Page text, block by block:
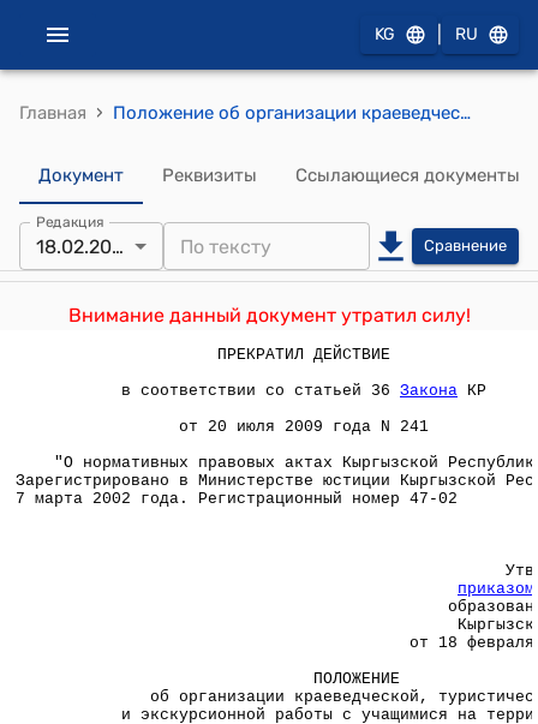
KG RU
Главная › Положение об организации краеведческой, туристической и экскурсионной работы с учащимися на территории Кыргызской Республики (утверждено приказом Минобразкультуры КР от 18 февраля 2002 года N 71/1)
Документ Реквизиты Ссылающиеся документы
Редакция
18.02.2002 Сравнение
Внимание данный документ утратил силу!